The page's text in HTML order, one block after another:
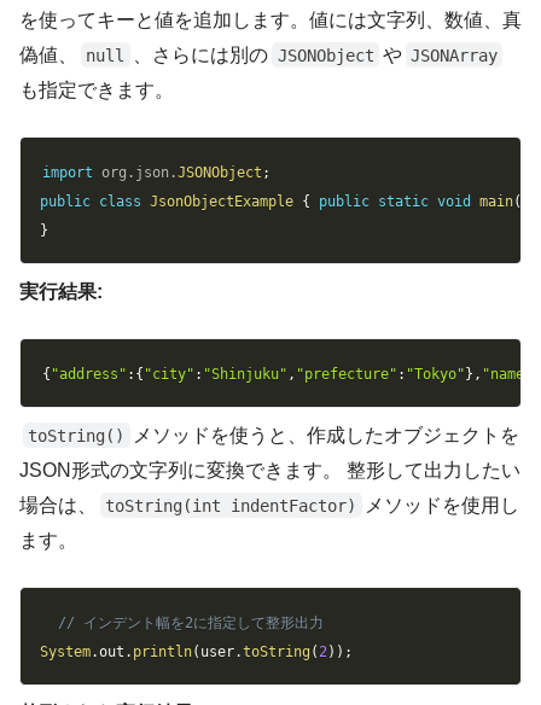
を使ってキーと値を追加します。値には文字列、数値、真
偽値、
null 、さらには別の JSONObject や JSONArray
も指定できます。
import org . json .JSONObject ;
public class JsonObjectExample { public static void main(
}
実行結果:
{ "address" : { "city" : "Shinjuku" , "prefecture" : "Tokyo"} , "name"
toString()
メソッドを使うと、作成したオブジェクトを
JSON形式の文字列に変換できます。 整形して出力したい
場合は、
toString(int indentFactor)
メソッドを使用し
ます。
// インデント幅を2に指定して整形出力
System.out . println( user.toString ( 2 ) ) ;